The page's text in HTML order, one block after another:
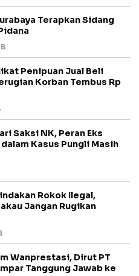
Terapkan Sidang
Penipuan Jual Beli
Korban Tembus Rp
Saksi NK, Peran Eks
Kasus Pungli Masih
Rokok Ilegal,
Jangan Rugikan
Wanprestasi, Dirut PT
Tanggung Jawab ke